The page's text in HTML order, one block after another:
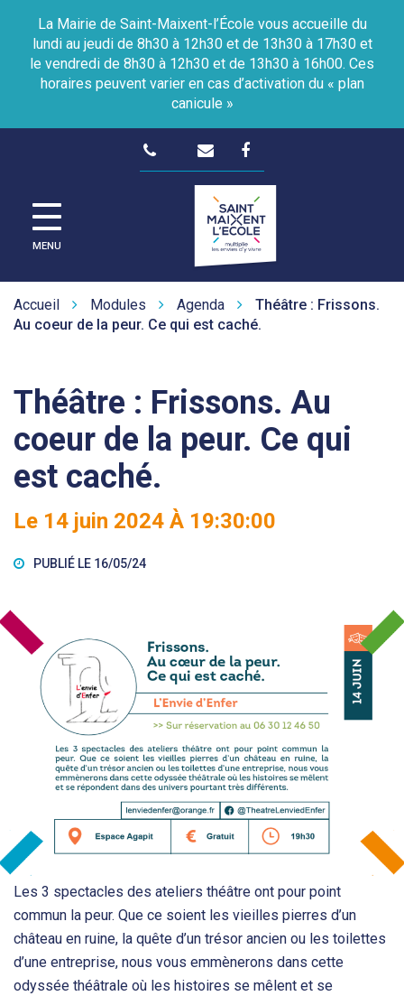
La Mairie de Saint-Maixent-l’École vous accueille du
lundi au jeudi de 8h30 à 12h30 et de 13h30 à 17h30 et
le vendredi de 8h30 à 12h30 et de 13h30 à 16h00. Ces
horaires peuvent varier en cas d’activation du « plan
canicule »
vers
le
compte
Facebook
MENU
Site
officiel
de
Ville
de
Saint-
Accueil Modules Agenda
Théâtre : Frissons.
Au coeur de la peur. Ce qui est caché.
Théâtre : Frissons. Au
coeur de la peur. Ce qui
est caché.
Le 14 juin 2024 À 19:30:00
PUBLIÉ LE 16/05/24
Les 3 spectacles des ateliers théâtre ont pour point
commun la peur. Que ce soient les vieilles pierres d’un
château en ruine, la quête d’un trésor ancien ou les toilettes
d’une entreprise, nous vous emmènerons dans cette
odyssée théâtrale où les histoires se mêlent et se